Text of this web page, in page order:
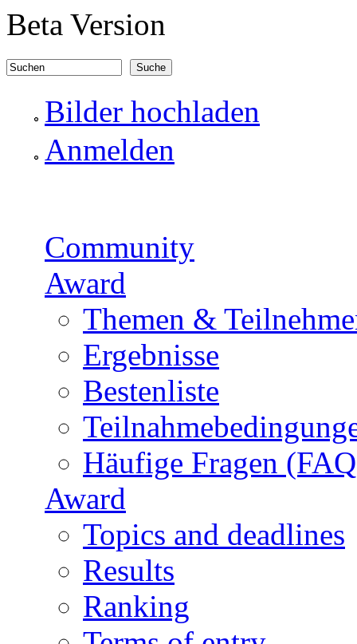
Direkt zum Inhalt
Beta Version
Suchformular
Bilder hochladen
Anmelden
Community
Award
Themen &
Ergebnisse
Bestenliste
Häufige Fragen
Award
Topics and deadlines
Results
Ranking